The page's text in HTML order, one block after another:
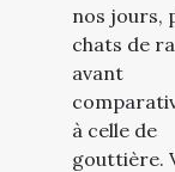
nos jours,
chats de
avant
à celle de
gouttière.